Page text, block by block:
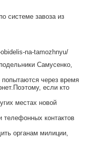
системе завоза из
na-tamozhnyu/
Самусенко,
попытаются через время
если кто
местах новой
телефонных контактов
органам милиции,